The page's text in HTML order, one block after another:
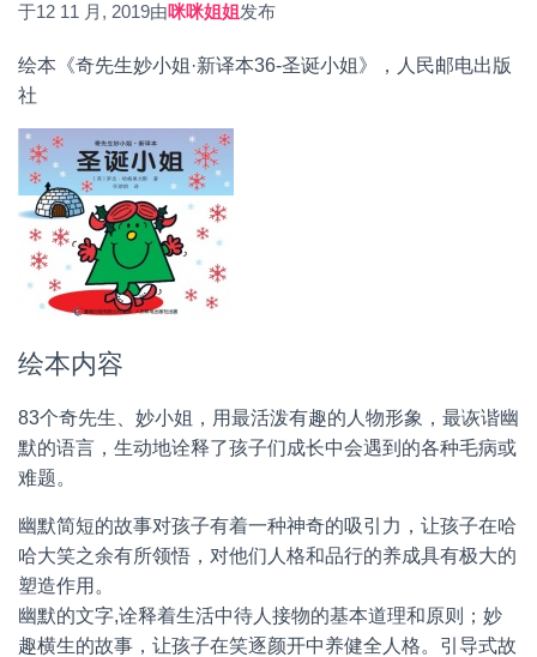
于12 11 月, 2019由咪咪姐姐发布
绘本《奇先生妙小姐·新译本36-圣诞小姐》，人民邮电出版
社
绘本内容
83个奇先生、妙小姐，用最活泼有趣的人物形象，最诙谐幽
默的语言，生动地诠释了孩子们成长中会遇到的各种毛病或
难题。
幽默简短的故事对孩子有着一种神奇的吸引力，让孩子在哈
哈大笑之余有所领悟，对他们人格和品行的养成具有极大的
塑造作用。
幽默的文字,诠释着生活中待人接物的基本道理和原则；妙
趣横生的故事，让孩子在笑逐颜开中养健全人格。引导式故